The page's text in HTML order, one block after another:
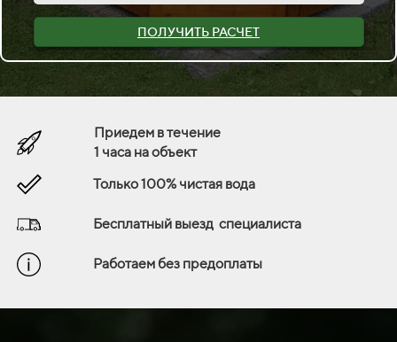
ПОЛУЧИТЬ РАСЧЕТ
Приедем в течение
1 часа на объект
Только 100% чистая вода
Бесплатный выезд специалиста
Работаем без предоплаты